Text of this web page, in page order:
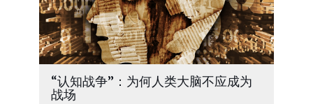
“认知战争”：为何人类大脑不应成为
战场